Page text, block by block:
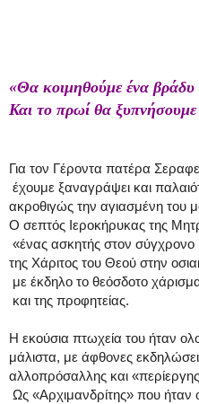
«Θα κοιμηθούμε ένα βράδυ
Και το πρωί θα ξυπνήσουμε
Για τον Γέροντα πατέρα
έχουμε ξαναγράψει και
ακροθιγώς την αγιασμένη του
Ο σεπτός Ιεροκήρυκας της
«ένας ασκητής στον
της Χάριτος του Θεού στην
με έκδηλο το θεόσδοτο
και της προφητείας.
Η εκούσια πτωχεία του ήταν
μάλιστα, με άφθονες
αλλοπρόσαλλης και
Ως «Αρχιμανδρίτης» που